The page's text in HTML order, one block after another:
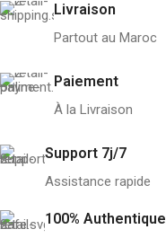
Livraison
Partout au Maroc
Paiement
À la Livraison
Support 7j/7
Assistance rapide
100% Authentique